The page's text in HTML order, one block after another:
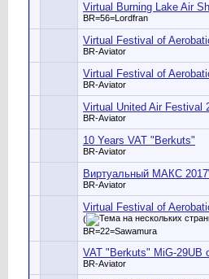
Virtual Burning Lake Air
BR=56=Lordfran
Virtual Festival of
BR-Aviator
Virtual Festival of
BR-Aviator
Virtual United Air Festival
BR-Aviator
10 Years VAT "Berkuts"
BR-Aviator
Виртуальный МАКС
BR-Aviator
Virtual Festival of
(
BR=22=Sawamura
VAT "Berkuts" MiG-29UB
BR-Aviator